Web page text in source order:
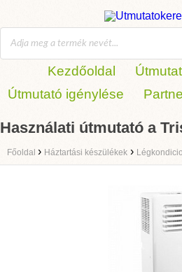
Kezdőoldal
Útmutató igénylése
Használati útmutató a
Főoldal › Háztartási készülékek ›